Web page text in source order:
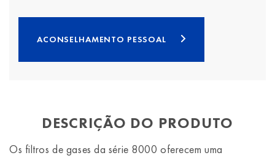
ACONSELHAMENTO PESSOAL
DESCRIÇÃO DO PRODUTO
Os filtros de gases da série 8000 oferecem uma